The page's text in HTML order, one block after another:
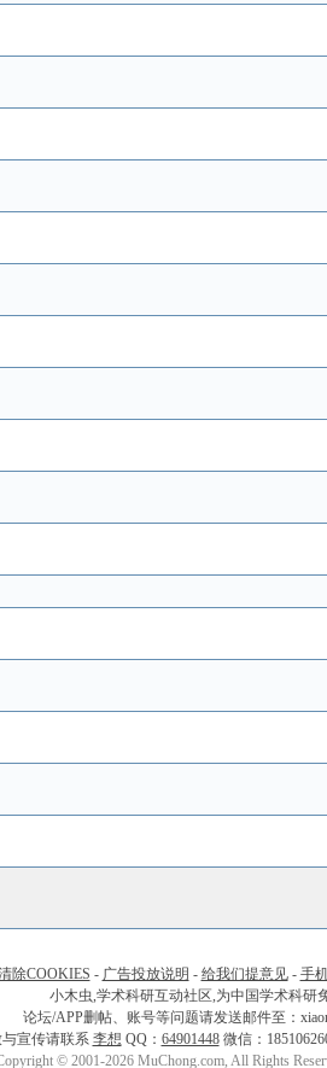
除COOKIES - 广告投放说明 - 给我们提意见- 手
小木虫,学术科研互动社区,为中国学术科研
论坛/APP删帖、账号等问题请发送邮件至：
宣传请联系 李想 QQ： 64901448微信：
© 2001-2026 MuChong.com, All Rights